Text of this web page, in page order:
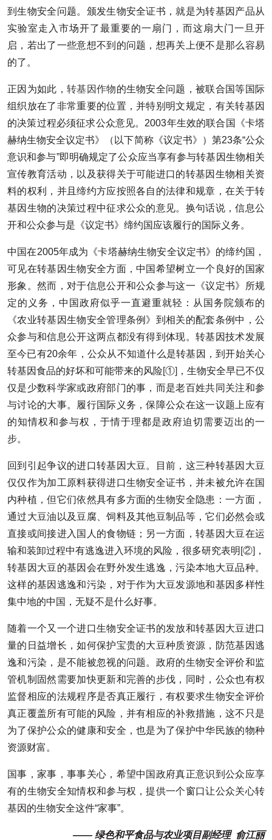
到生物安全问题。颁发生物安全证书，就是为转基因产品从
实验室走入市场开了最重要的一扇门，而这扇大门一旦开
启，若出了一些意想不到的问题，想再关上便不是那么容易
的了。
正因为如此， 转基因作物的生物安全问题，被联合国等国际
组织放在了非常重要的位置，并特别明文规定，有关转基因
的决策过程必须征求公众意见。2003年生效的联合国《卡塔
赫纳生物安全议定书》（以下简称《议定书》）第23条“公众
意识和参与”即明确规定了公众应当享有参与转基因生物相关
宣传教育活动，以及获得关于可能进口的转基因生物相关资
料的权利，并且缔约方应按照各自的法律和规章，在关于转
基因生物的决策过程中征求公众的意见。换句话说，信息公
开和公众参与是《议定书》缔约国应该履行的国际义务。
中国在2005年成为《卡塔赫纳生物安全议定书》的缔约国，
可见在转基因生物安全方面，中国希望树立一个良好的国家
形象。然而，对于信息公开和公众参与这一《议定书》所规
定的义务，中国政府似乎一直避重就轻：从国务院颁布的
《农业转基因生物安全管理条例》到相关的配套条例中，公
众参与和信息公开这两点都没有得到体现。转基因技术发展
至今已有20余年，公众从不知道什么是转基因，到开始关心
转基因食品的好坏和可能带来的风险[①] ，生物安全早已不仅
仅是少数科学家或政府部门的事，而是老百姓共同关注和参
与讨论的大事。履行国际义务，保障公众在这一议题上应有
的知情权和参与权，于情于理都是政府迫切需要迈出的一
步。
回到引起争议的进口转基因大豆。目前，这三种转基因大豆
仅仅作为加工原料获得进口生物安全证书，并未被允许在国
内种植，但它们依然具有多方面的生物安全隐患：一方面，
通过大豆油以及豆腐、饲料及其他豆制品等，它们必然会或
直接或间接进入国人的食物链；另一方面，转基因大豆在运
输和装卸过程中有逃逸进入环境的风险，很多研究表明 [②] ，
转基因大豆的基因会在野外发生逃逸，污染本地大豆品种。
这样的基因逃逸和污染，对于作为大豆发源地和基因多样性
集中地的中国，无疑不是什么好事。
随着一个又一个进口生物安全证书的发放和转基因大豆进口
量的日益增长，如何保护宝贵的大豆种质资源，防范基因逃
逸和污染，是不能被忽视的问题。政府的生物安全评价和监
管机制固然需要加快更新和完善的步伐，同时，公众也有权
监督相应的法规程序是否真正履行，有权要求生物安全评价
真正覆盖所有可能的风险，并有相应的补救措施，这不只是
为了保护公众的健康和安全，也是为了保护中华民族的物种
资源财富。
国事，家事，事事关心，希望中国政府真正意识到公众应享
有的生物安全知情权和参与权，提供一个窗口让公众关心转
基因的生物安全这件“家事”。
—— 绿色和平食品与农业项目副经理 俞江丽